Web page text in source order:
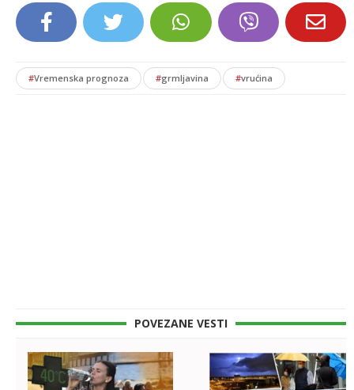
#Vremenska prognoza #grmljavina #vrućina
POVEZANE VESTI